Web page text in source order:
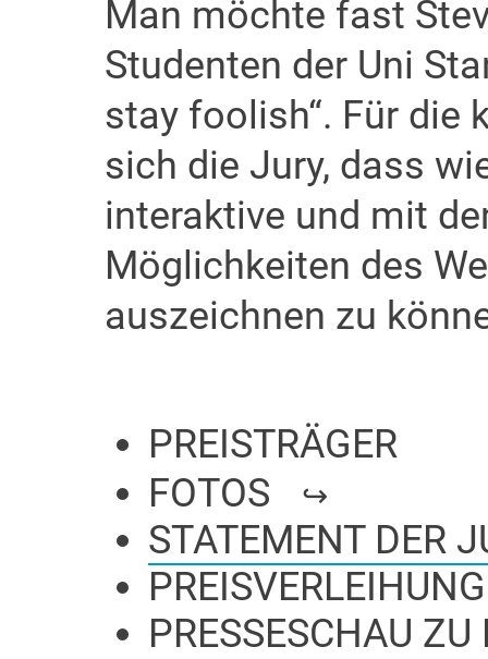
Man möchte fast
Studenten der Uni
stay foolish“. Für die
sich die Jury, dass
interaktive und mit
Möglichkeiten des
auszeichnen zu
PREISTRÄGER
FOTOS
STATEMENT DER
PREISVERLEIHUNG
PRESSESCHAU